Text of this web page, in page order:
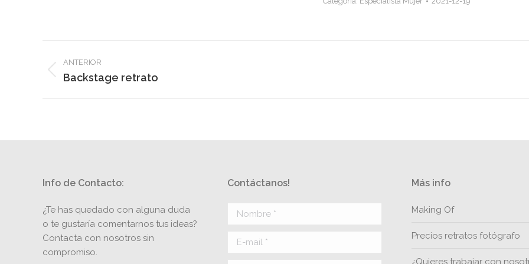
entre
ANTERIOR
Álbum
Backstage retrato
Info de Contacto:
¿Te has quedado con alguna duda
o te gustaría comentarnos tus ideas?
Contacta con nosotros sin
compromiso.
Contáctanos!
Nombre *
E-mail *
Más info
Making Of
Precios retratos fotógrafo
¿Quieres trabajar con